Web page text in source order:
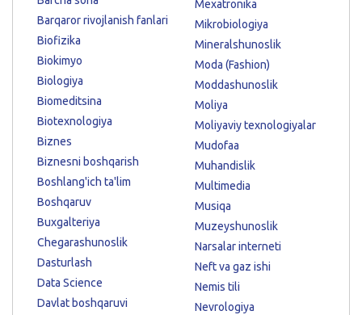
Barqaror rivojlanish fanlari
Biofizika
Biokimyo
Biologiya
Biomeditsina
Biotexnologiya
Biznes
Biznesni boshqarish
Boshlang'ich ta'lim
Boshqaruv
Buxgalteriya
Chegarashunoslik
Dasturlash
Data Science
Davlat boshqaruvi
Mexatronika
Mikrobiologiya
Mineralshunoslik
Moda (Fashion)
Moddashunoslik
Moliya
Moliyaviy texnologiyalar
Mudofaa
Muhandislik
Multimedia
Musiqa
Muzeyshunoslik
Narsalar interneti
Neft va gaz ishi
Nemis tili
Nevrologiya